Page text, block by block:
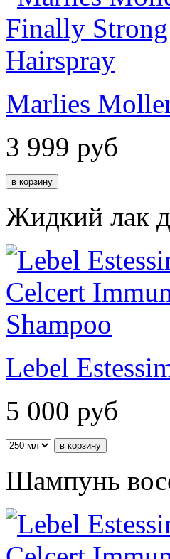
Marlies
3 999 руб
Жидкий лак
Lebel
5 000 руб
Шампунь